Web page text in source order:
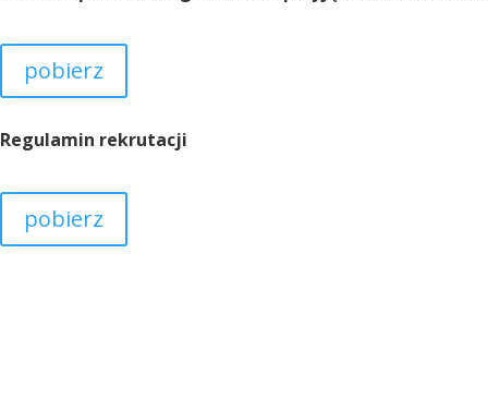
pobierz
Regulamin rekrutacji
pobierz